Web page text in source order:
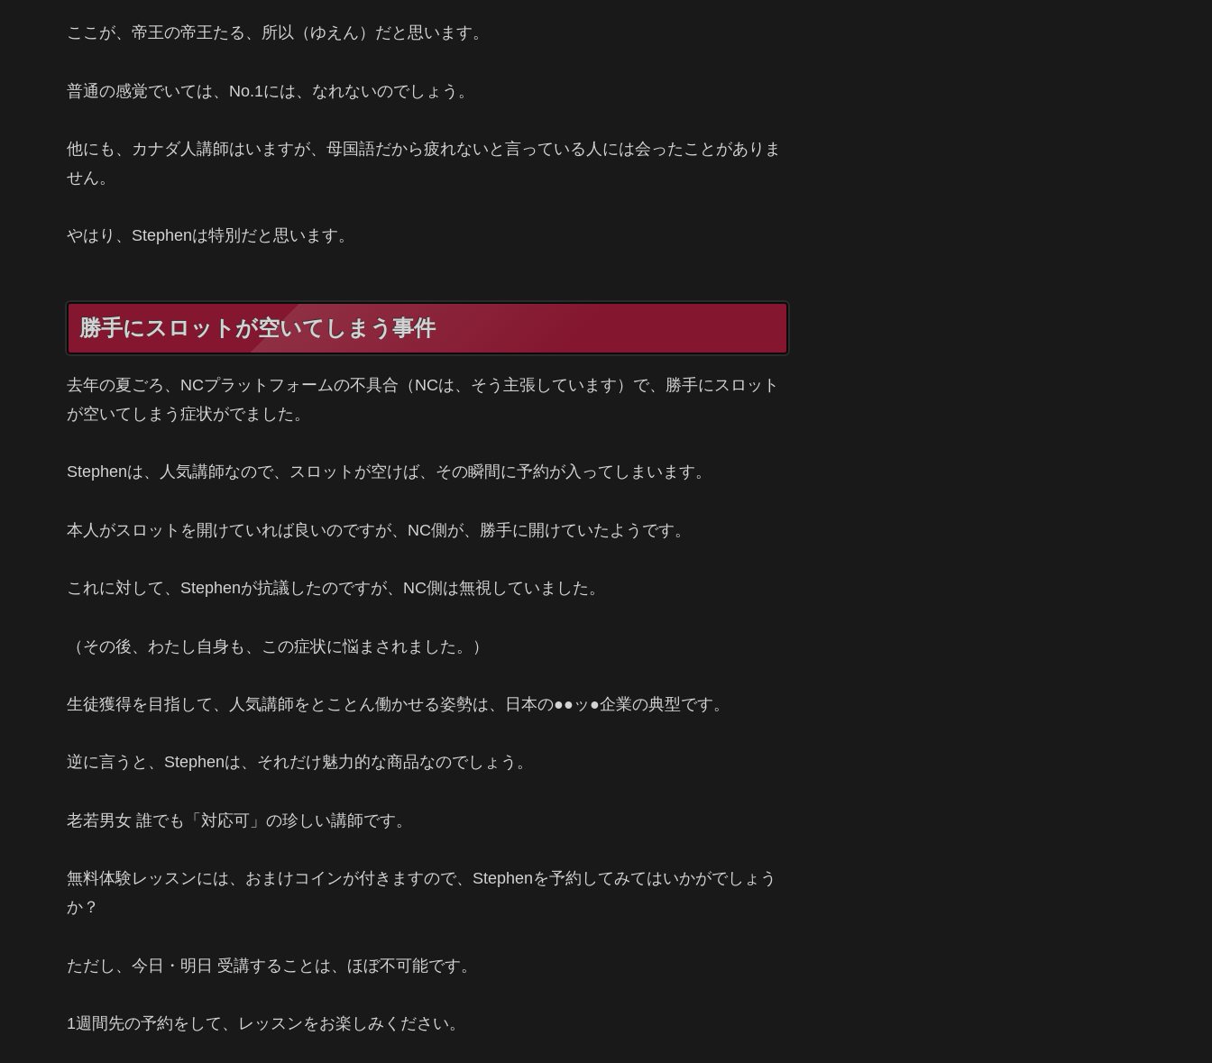
ここが、帝王の帝王たる、所以（ゆえん）だと思います。
普通の感覚でいては、No.1には、なれないのでしょう。
他にも、カナダ人講師はいますが、母国語だから疲れないと言っている人には会ったことがありま
せん。
やはり、Stephenは特別だと思います。
勝手にスロットが空いてしまう事件
去年の夏ごろ、NCプラットフォームの不具合（NCは、そう主張しています）で、勝手にスロット
が空いてしまう症状がでました。
Stephenは、人気講師なので、スロットが空けば、その瞬間に予約が入ってしまいます。
本人がスロットを開けていれば良いのですが、NC側が、勝手に開けていたようです。
これに対して、Stephenが抗議したのですが、NC側は無視していました。
（その後、わたし自身も、この症状に悩まされました。）
生徒獲得を目指して、人気講師をとことん働かせる姿勢は、日本の●●ッ●企業の典型です。
逆に言うと、Stephenは、それだけ魅力的な商品なのでしょう。
老若男女 誰でも「対応可」の珍しい講師です。
無料体験レッスンには、おまけコインが付きますので、Stephenを予約してみてはいかがでしょう
か？
ただし、今日・明日 受講することは、ほぼ不可能です。
1週間先の予約をして、レッスンをお楽しみください。